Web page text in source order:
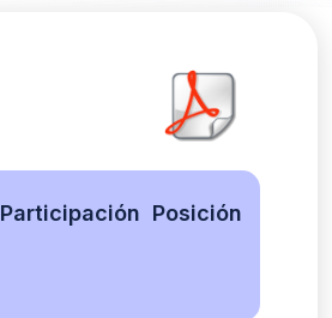
Participación Posición